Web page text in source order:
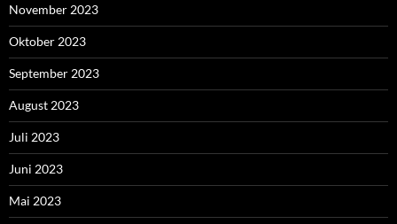
November 2023
Oktober 2023
September 2023
August 2023
Juli 2023
Juni 2023
Mai 2023